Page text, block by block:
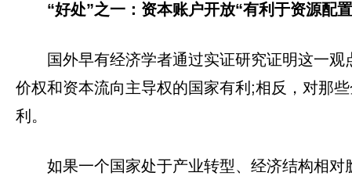
“好处”之一：资本账户开放“有利于资源配
国外早有经济学者通过实证研究证明这一
价权和资本流向主导权的国家有利;相反，对那
利。
如果一个国家处于产业转型、经济结构相